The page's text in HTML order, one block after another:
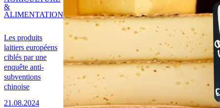
Les produits
laitiers européens
ciblés par une
enquête anti-
subventions
chinoise
21.08.2024
&
ALIMENTATION